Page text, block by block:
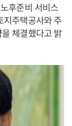
후준비 서비스
지주택공사와 주
체결했다고 밝